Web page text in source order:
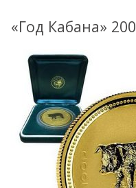
«Год Кабана»